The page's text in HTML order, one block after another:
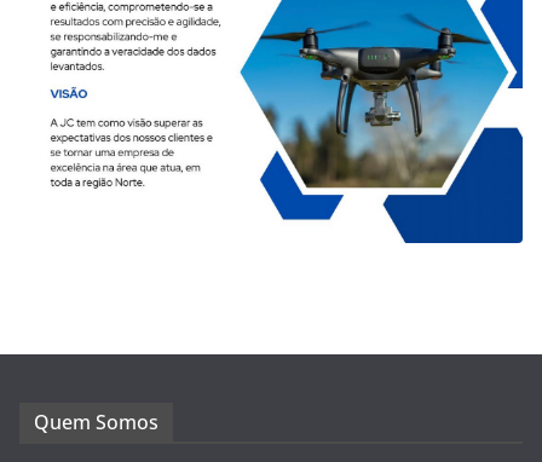
Quem Somos